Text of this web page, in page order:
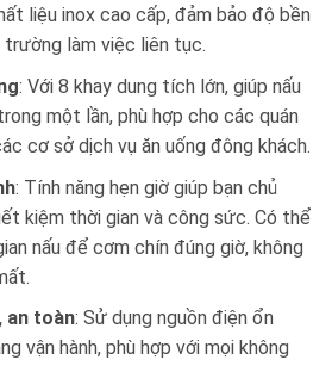
liệu inox cao cấp, đảm bảo độ bền
làm việc liên tục.
: Với 8 khay dung tích lớn, giúp nấu
một lần, phù hợp cho các quán
cơ sở dịch vụ ăn uống đông khách.
: Tính năng hẹn giờ giúp bạn chủ
kiệm thời gian và công sức. Có thể
nấu để cơm chín đúng giờ, không
an toàn: Sử dụng nguồn điện ổn
vận hành, phù hợp với mọi không